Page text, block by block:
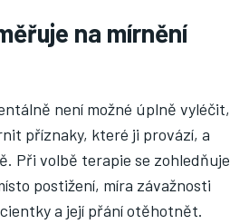
na mírnění
není možné úplně vyléčit,
příznaky, které ji provází, a
Při volbě terapie se zohledňuje
postižení, míra závažnosti
a její přání otěhotnět.